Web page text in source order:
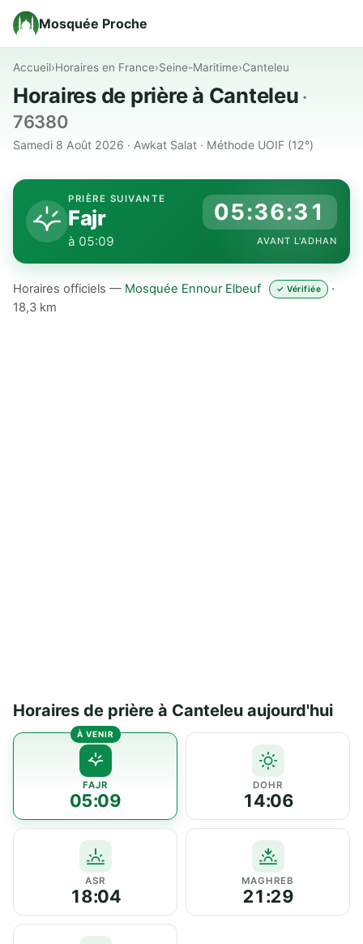
Mosquée Proche
Accueil›Horaires en France›Seine-Maritime›Canteleu
Horaires de prière à Canteleu ·
76380
Samedi 8 Août 2026 · Awkat Salat · Méthode UOIF (12°)
PRIÈRE SUIVANTE
Fajr
à 05:09
05:36:30
AVANT L'ADHAN
Horaires officiels — Mosquée Ennour Elbeuf ✓ Vérifiée
·
18,3 km
Horaires de prière à Canteleu aujourd'hui
FAJR
05:09
DOHR
14:06
ASR
18:04
MAGHREB
21:29